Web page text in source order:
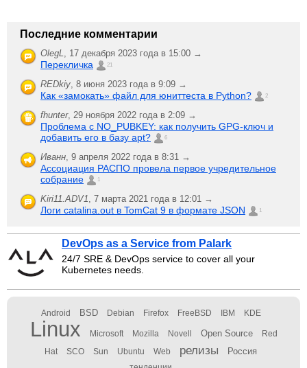
Последние комментарии
OlegL 17 декабря 2023 года в 15:00 →
Перекличка 21
REDkiy 8 июня 2023 года в 9:09 →
Как «замокать» файл для юниттеста в Python? 2
fhunter, 29 ноября 2022 года в 2:09 →
Проблема с NO_PUBKEY: как получить GPG-ключ и
добавить его в базу apt?
6
Иванн 9 апреля 2022 года в 8:31 →
Ассоциация РАСПО провела первое учредительное
собрание
1
Kiri11.ADV1 7 марта 2021 года в 12:01 →
Логи catalina.out в TomCat 9 в формате JSON 1
DevOps as a Service from Palark
24/7 SRE & DevOps service to cover all your
Kubernetes needs.
Android BSD Debian Firefox FreeBSD IBM KDE
Linux Microsoft Mozilla Novell Open Source Red
Hat SCO Sun Ubuntu Web релизы Россия